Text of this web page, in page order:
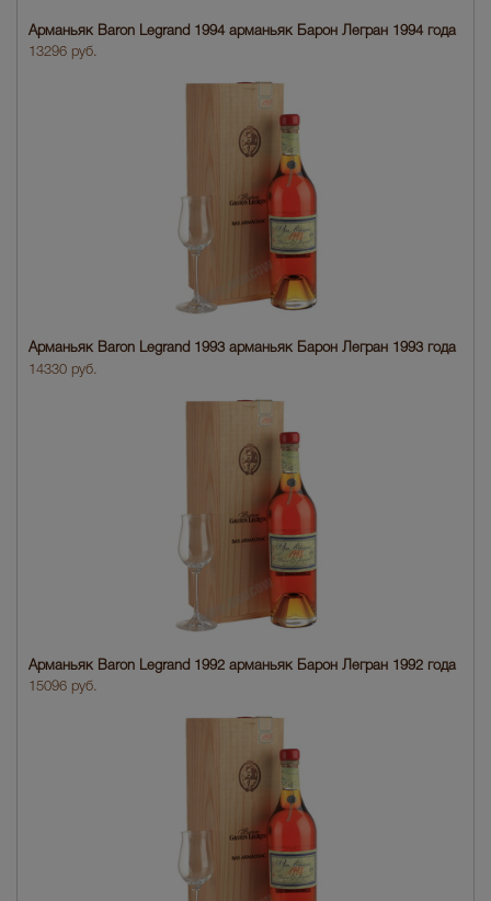
Арманьяк Baron Legrand 1994 арманьяк Барон Легран 1994 года
13296 руб.
Арманьяк Baron Legrand 1993 арманьяк Барон Легран 1993 года
14330 руб.
Арманьяк Baron Legrand 1992 арманьяк Барон Легран 1992 года
15096 руб.